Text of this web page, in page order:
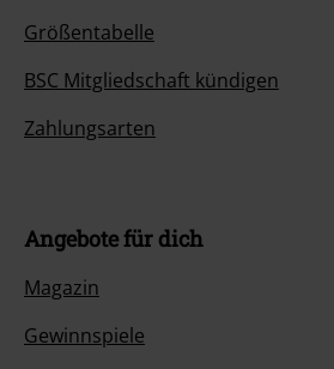
Größentabelle
BSC Mitgliedschaft kündigen
Zahlungsarten
Angebote für dich
Magazin
Gewinnspiele